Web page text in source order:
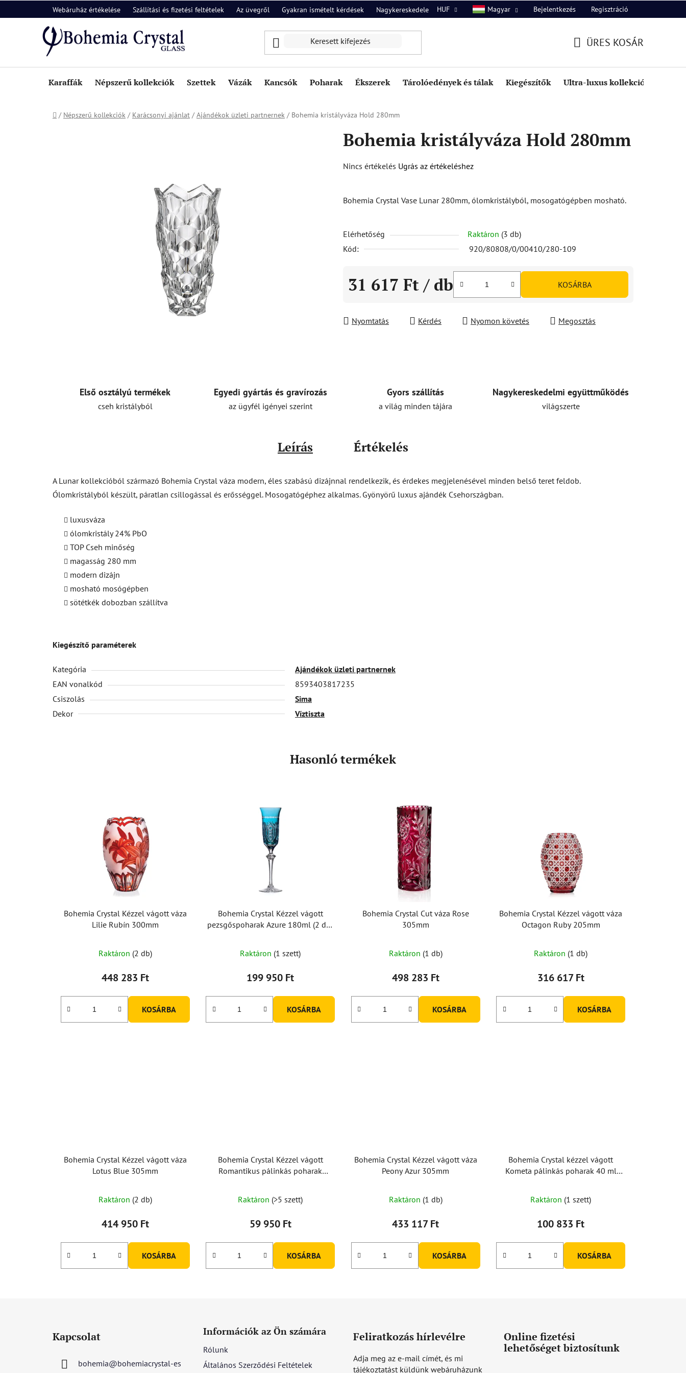
a
Webáruház értékelése Szállítási és fizetési feltételek Az üvegről Gyakran ismételt kérdések Nagykereskedelem Rólunk Kapcsolat
HUF Magyar Bejelentkezés Regisztráció
ÜRES KOSÁR
Karaffák Népszerű kollekciók Szettek Vázák Kancsók Poharak Ékszerek Tárolóedények és tálak Kiegészítők Ultra-luxus kollekció
Kezdőlap
/ Népszerű kollekciók / Karácsonyi ajánlat / Ajándékok üzleti partnernek / Bohemia kristályváza Hold 280mm
Bohemia kristályváza Hold 280mm
A
értékelése
ből
0,0
Nincs értékelés Ugrás az értékeléshez
Bohemia Crystal Vase Lunar 280mm, ólomkristályból, mosogatógépben mosható.
Elérhetőség Raktáron (3 db)
Kód:
920/80808/0/00410/280-109
31 617 Ft / db KOSÁRBA
Nyomtatás Kérdés Nyomon követés Megosztás
Első osztályú termékek
cseh kristályból
Egyedi gyártás és gravírozás
az ügyfél igényei szerint
Gyors szállítás
a világ minden tájára
Nagykereskedelmi együttműködés
világszerte
Leírás Értékelés
A Lunar kollekcióból származó Bohemia Crystal váza modern, éles szabású dizájnnal rendelkezik, és érdekes megjelenésével minden belső teret feldob.
Ólomkristályból készült, páratlan csillogással és erősséggel. Mosogatógéphez alkalmas. Gyönyörű luxus ajándék Csehországban.
luxusváza
ólomkristály 24% PbO
TOP Cseh minőség
magasság 280 mm
modern dizájn
mosható mosógépben
sötétkék dobozban szállítva
Kiegészítő paraméterek
Kategória
Ajándékok üzleti partnernek
EAN vonalkód
8593403817235
Csiszolás
Sima
Dekor
Víztiszta
Hasonló termékek
Bohemia Crystal Kézzel vágott váza
Lilie Rubín 300mm
Raktáron (2 db)
448 283 Ft
KOSÁRBA
Bohemia Crystal Kézzel vágott
pezsgőspoharak Azure 180ml (2 db-
Raktáron (1 szett)
199 950 Ft
KOSÁRBA
Bohemia Crystal Cut váza Rose
305mm
Raktáron (1 db)
498 283 Ft
KOSÁRBA
Bohemia Crystal Kézzel vágott váza
Octagon Ruby 205mm
Raktáron (1 db)
316 617 Ft
KOSÁRBA
Bohemia Crystal Kézzel vágott váza
Lotus Blue 305mm
Raktáron (2 db)
414 950 Ft
KOSÁRBA
Bohemia Crystal Kézzel vágott
Romantikus pálinkás poharak
Raktáron (>5 szett)
59 950 Ft
KOSÁRBA
Bohemia Crystal Kézzel vágott váza
Peony Azur 305mm
Raktáron (1 db)
433 117 Ft
KOSÁRBA
Bohemia Crystal kézzel vágott
Kometa pálinkás poharak 40 ml
Raktáron (1 szett)
100 833 Ft
KOSÁRBA
Kapcsolat
bohemia@bohemiacrystal-es
Információk az Ön számára
Rólunk
Általános Szerződési Feltételek
Feliratkozás hírlevélre
Adja meg az e-mail címét, és mi
tájékoztatást küldünk webáruházunk
Online fizetési
lehetőséget biztosítunk